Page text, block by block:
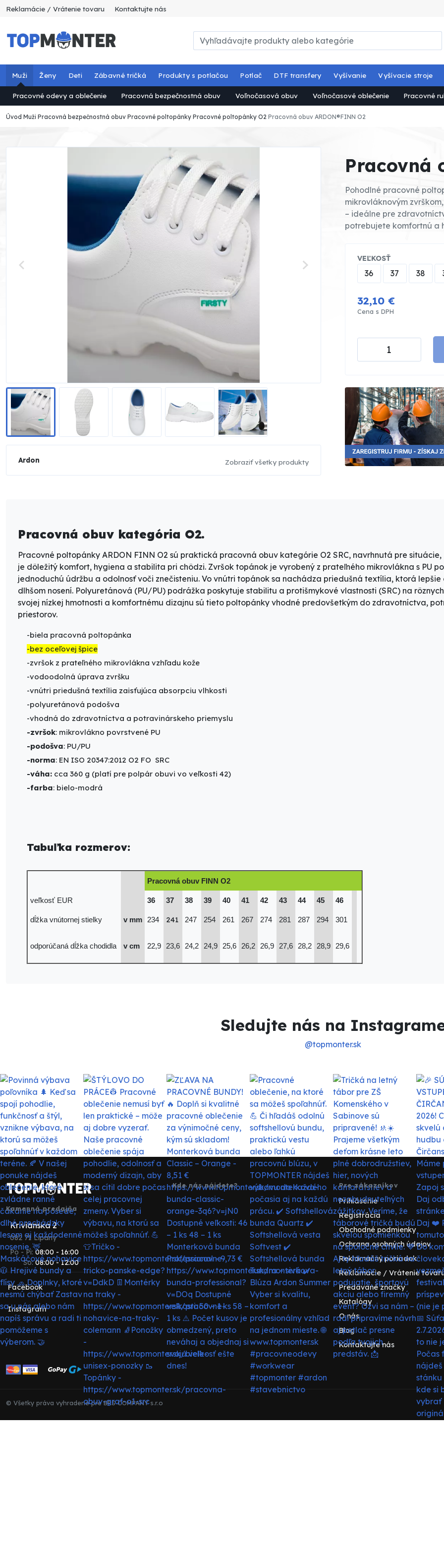
Reklamácie / Vrátenie tovaru Kontaktujte nás
Muži
Pracovné odevy a oblečenie Pracovná bezpečnostná obuv Voľnočasová obuv Voľnočasové oblečenie Pracovné
Ženy Deti Zábavné tričká Produkty s potlačou Potlač DTF transfery Vyšívanie Vyšívacie stroje
Úvod Muži Pracovná bezpečnostná obuv Pracovné poltopánky Pracovné poltopánky O2 Pracovná obuv ARDON®FINN O2
Ardon Zobraziť všetky produkty
Pracovná
Pohodlné pracovné
mikrovláknovým
– ideálne pre
potrebujete komfortnú a
VEĽKOSŤ
36 37 38
32,10 €
Cena s DPH
Pracovná obuv kategória O2.
Pracovné poltopánky ARDON FINN O2 sú praktická pracovná obuv kategórie O2 SRC, navrhnutá pre
je dôležitý komfort, hygiena a stabilita pri chôdzi. Zvršok topánok je vyrobený z prateľného mikrovlákna s PU
jednoduchú údržbu a odolnosť voči znečisteniu. Vo vnútri topánok sa nachádza priedušná textília, ktorá lepšie
dlhšom nosení. Polyuretánová (PU/PU) podrážka poskytuje stabilitu a protišmykové vlastnosti (SRC) na
svojej nízkej hmotnosti a komfortnému dizajnu sú tieto poltopánky vhodné predovšetkým do zdravotníctva,
priestorov.
-biela pracovná poltopánka
-bez oceľovej špice
-zvršok z prateľného mikrovlákna vzhľadu kože
-vodoodolná úprava zvršku
-vnútri priedušná textília zaisťujúca absorpciu vlhkosti
-polyuretánová podošva
-vhodná do zdravotníctva a potravinárskeho priemyslu
-zvršok: mikrovlákno povrstvené PU
-podošva: PU/PU
-norma: EN ISO 20347:2012 O2 FO SRC
-váha: cca 360 g (platí pre polpár obuvi vo veľkosti 42)
-farba: bielo-modrá
Tabuľka rozmerov:
Pracovná obuv FINN O2
veľkosť EUR 36 37 38 39 40 41 42 43 44 45 46
dĺžka vnútornej stielky v mm 234 241 247 254 261 267 274 281 287 294 301
odporúčaná dĺžka chodidla v cm 22,9 23,6 24,2 24,9 25,6 26,2 26,9 27,6 28,2 28,9 29,6
Sledujte nás na
@topmonter.sk
Kamenná predajňa
Krivianska 2
082 71 Lipany
Po - Pi:
So:
08:00 - 16:00
08:00 - 12:00
Facebook
Instagram
Kde nás nájdete? Pre zákazníkov
Prihlásenie
Registrácia
Obchodné podmienky
Ochrana osobných údajov
Reklamačný poriadok
Reklamácie / Vrátenie
Predávané značky
Katalógy
O nás
Blog
Kontaktujte nás
© Všetky práva vyhradené pre BRS COMPANY s.r.o